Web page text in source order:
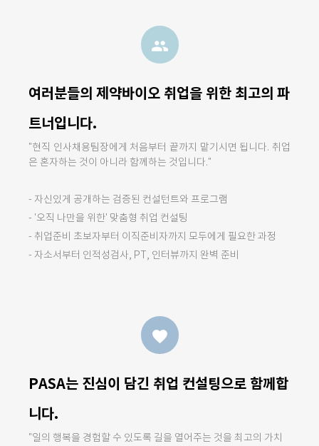
group
여러분들의 제약바이오 취업을 위한 최고의 파
트너입니다.
"현직 인사채용팀장에게 처음부터 끝까지 맡기시면 됩니다. 취업
은 혼자하는 것이 아니라 함께하는 것입니다."
- 자신있게 공개하는 검증된 컨설턴트와 프로그램
- '오직 나만을 위한' 맞춤형 취업 컨설팅
- 취업준비 초보자부터 이직준비자까지 모두에게 필요한 과정
- 자소서부터 인적성검사, PT, 인터뷰까지 완벽 준비
favorite
PASA는 진심이 담긴 취업 컨설팅으로 함께합
니다.
"일의 행복을 경험할 수 있도록 길을 열어주는 것을 최고의 가치